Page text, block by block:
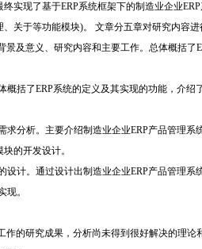
终实现了基于ERP系统框架下的制造业企业ERP
、关于等功能模块)。
文章分五章对研究内容进
景及意义、研究内容和主要工作。总体概括了
概括了ERP系统的定义及其实现的功能，介绍
求分析。主要介绍制造业企业ERP产品管理系
的开发设计。
设计。通过设计出制造业企业ERP产品管理系
现。
作的研究成果，分析尚未得到很好解决的理